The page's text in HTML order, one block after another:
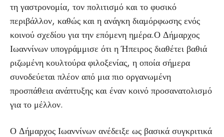
τη γαστρονομία, τον πολιτισμό και το φυσικό
περιβάλλον, καθώς και η ανάγκη διαμόρφωσης ενός
κοινού σχεδίου για την επόμενη ημέρα.Ο Δήμαρχος
Ιωαννίνων υπογράμμισε ότι η Ήπειρος διαθέτει βαθιά
ριζωμένη κουλτούρα φιλοξενίας, η οποία σήμερα
συνοδεύεται πλέον από μια πιο οργανωμένη
προσπάθεια ανάπτυξης και έναν κοινό προσανατολισμό
για το μέλλον.
Ο Δήμαρχος Ιωαννίνων ανέδειξε ως βασικά συγκριτικά